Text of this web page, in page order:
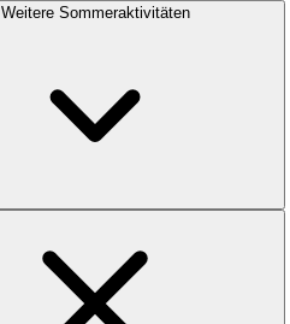
Weitere Sommeraktivitäten